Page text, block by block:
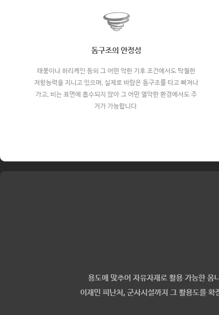
돔구조의 안정성
태풍이나 허리케인 등의 그 어떤 악한 기후 조건에서도 탁월한
저항능력을 지니고 있으며, 실제로 바람은 돔구조를 타고 빠져나
가고, 비는 표면에 흡수되지 않아 그 어떤 열악한 환경에서도 주
거가 가능합니다.
용도에 맞추어 자유자재로 활용 가능한 옴
이재민 피난처, 군사시설까지 그 활용도를